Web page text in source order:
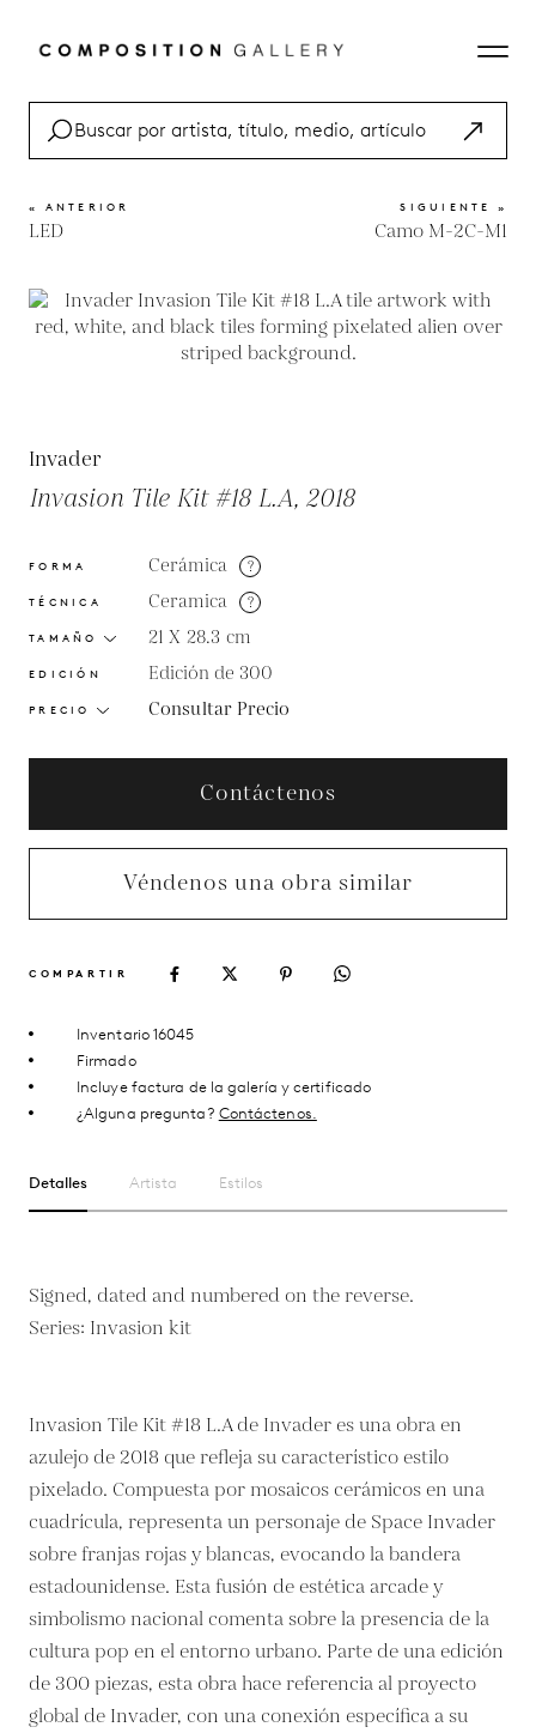
« ANTERIOR
LED
SIGUIENTE »
Camo M-2C-M1
Invader
Invasion Tile Kit #18 L.A, 2018
FORMA Cerámica ?
TÉCNICA Ceramica ?
TAMAÑO 21 X 28.3 cm
EDICIÓN Edición de 300
PRECIO Consultar Precio
Contáctenos
Véndenos una obra similar
COMPARTIR
Inventario 16045
Firmado
Incluye factura de la galería y certificado
¿Alguna pregunta? Contáctenos.
Detalles Artista Estilos
Signed, dated and numbered on the reverse.
Series: Invasion kit
Invasion Tile Kit #18 L.A de Invader es una obra en
azulejo de 2018 que refleja su característico estilo
pixelado. Compuesta por mosaicos cerámicos en una
cuadrícula, representa un personaje de Space Invader
sobre franjas rojas y blancas, evocando la bandera
estadounidense. Esta fusión de estética arcade y
simbolismo nacional comenta sobre la presencia de la
cultura pop en el entorno urbano. Parte de una edición
de 300 piezas, esta obra hace referencia al proyecto
global de Invader, con una conexión específica a su